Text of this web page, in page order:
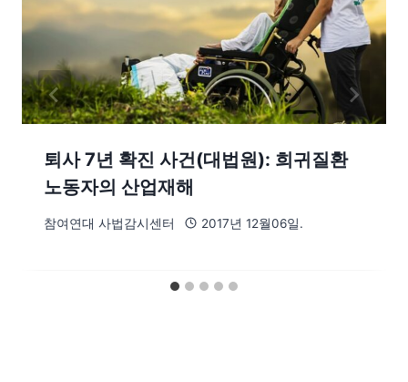
퇴사 7년 확진 사건(대법원): 희귀질환
노동자의 산업재해
참여연대 사법감시센터 2017년 12월06일.